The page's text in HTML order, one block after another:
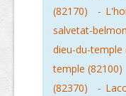
(82170)
-
salvetat-
dieu-du-temple
temple (82100)
(82370)
-